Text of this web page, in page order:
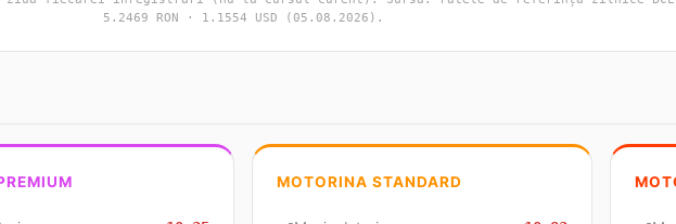
5.2469 RON · 1.1554 USD (05.08.2026).
MOTORINA STANDARD